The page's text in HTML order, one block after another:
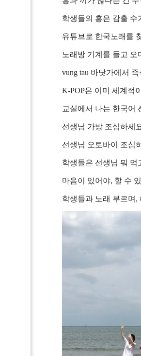
학생들의 흥은 감출 수
유튜브로 한국노래를
노래방 기계를 들고 오
vung tau 바닷가에서
K-POP은 이미 세계적
교실에서 나는 한국어
선생님 가방 조심하세
선생님 오토바이 조심
학생들은 선생님 뭐 먹
마음이 있어야, 할 수
학생들과 노래 부르며,